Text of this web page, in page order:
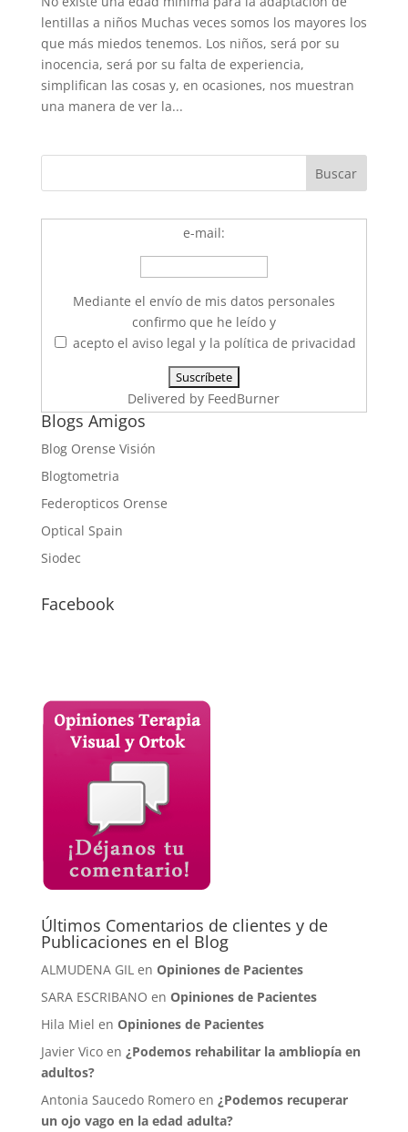
lentillas a niños Muchas veces somos los mayores los
que más miedos tenemos. Los niños, será por su
inocencia, será por su falta de experiencia,
simplifican las cosas y, en ocasiones, nos muestran
una manera de ver la...
e-mail:
Mediante el envío de mis datos personales
confirmo que he leído y
acepto el aviso legal y la política de privacidad
Delivered by FeedBurner
Blogs Amigos
Blog Orense Visión
Blogtometria
Federopticos Orense
Optical Spain
Siodec
Facebook
Últimos Comentarios de clientes y de
Publicaciones en el Blog
ALMUDENA GIL en Opiniones de Pacientes
SARA ESCRIBANO en Opiniones de Pacientes
Hila Miel en Opiniones de Pacientes
Javier Vico en ¿Podemos rehabilitar la ambliopía en
adultos?
Antonia Saucedo Romero en ¿Podemos recuperar
un ojo vago en la edad adulta?